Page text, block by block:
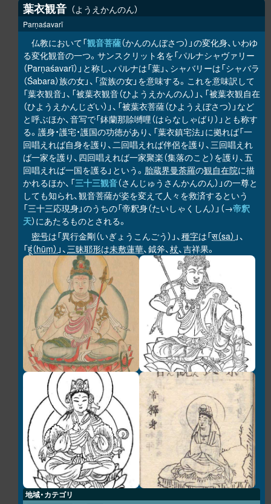
葉衣観音 ようえかんのん
Parṇaśavarī
仏教において「観音菩薩（かんのんぼさつ）」の変化身、いわゆ
る変化観音の一つ。サンスクリット名を「パルナシャヴァリー
（Parṇaśavarī）」と称し、パルナは「葉」、シャバリーは「シャバラ
（Śabara）族の女」、「蛮族の女」を意味する。これを意味訳して
「葉衣観音」、「被葉衣観音（ひようえかんのん）」、「被葉衣観自在
（ひようえかんじざい）」、「被葉衣菩薩（ひようえぼさつ）」など
と呼ぶほか、音写で「鉢蘭那賒嚩哩（はらなしゃばり）」とも称す
る。護身・護宅・護国の功徳があり、「葉衣鎮宅法」に拠れば「一
回唱えれば自身を護り、二回唱えれば伴侶を護り、三回唱えれ
ば一家を護り、四回唱えれば一家聚楽（集落のこと）を護り、五
回唱えれば一国を護る」という。 胎蔵界曼荼羅の観自在院に描
かれるほか、「三十三観音（さんじゅうさんかんのん）」の一尊と
しても知られ、観音菩薩が姿を変えて人々を救済するという
「三十三応現身」のうちの「帝釈身（たいしゃくしん）」（→帝釈
天）にあたるものとされる。
密号は「異行金剛（いぎょうこんごう）」、種字は「स（sa） 」、
「हूं（hūṃ） 」、三昧耶形は未敷蓮華、鉞斧、杖、吉祥果。
地域・カテゴリ